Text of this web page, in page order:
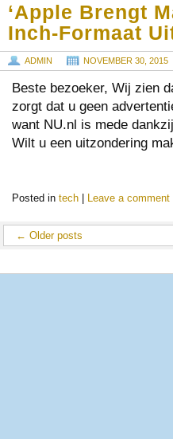
‘Apple Brengt
Inch-Formaat
ADMIN NOVEMBER 30, 2015
Beste bezoeker, Wij zien
zorgt dat u geen
want NU.nl is mede
Wilt u een uitzondering
Posted in tech Leave a comment
← Older posts